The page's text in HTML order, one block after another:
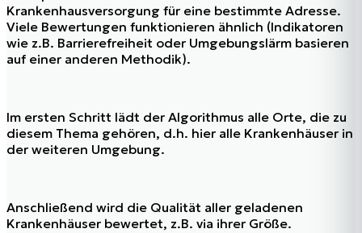
Krankenhausversorgung für eine bestimmte Adresse.
Viele Bewertungen funktionieren ähnlich (Indikatoren
wie z.B. Barrierefreiheit oder Umgebungslärm basieren
auf einer anderen Methodik).
Im ersten Schritt lädt der Algorithmus alle Orte, die zu
diesem Thema gehören, d.h. hier alle Krankenhäuser in
der weiteren Umgebung.
Anschließend wird die Qualität aller geladenen
Krankenhäuser bewertet, z.B. via ihrer Größe.